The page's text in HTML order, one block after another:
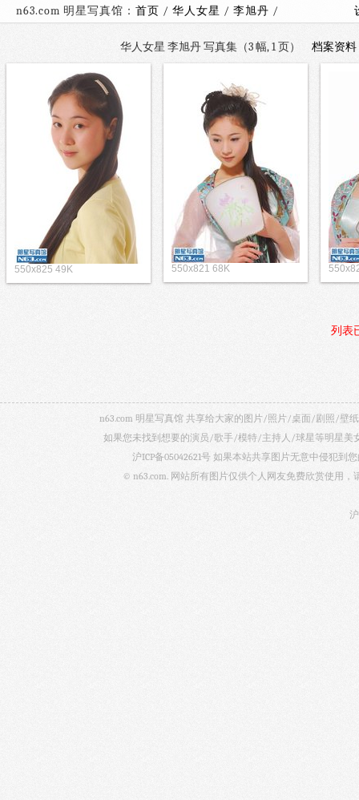
n63.com 明星写真馆： 首页 / 华人女星 / 李旭丹 /
华人女星 李旭丹 写真集（3 幅, 1 页） 档案资料
550x825 49K 550x821 68K
列表
n63.com 明星写真馆 共享给大家的图片/照片/桌面/剧照/壁
如果您未找到想要的演员/歌手/模特/主持人/球星等明星美
沪ICP备05042621号 如果本站共享图片无意中侵犯到
© n63.com. 网站所有图片仅供个人网友免费欣赏使用